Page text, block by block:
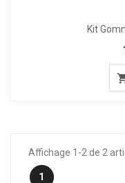
Kit
Affichage 1-2 de 2
1